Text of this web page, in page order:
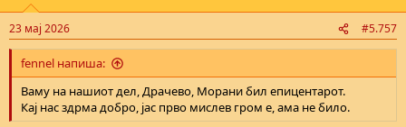
s
:
23 мај 2026 #5.757
fennel напиша:
Ваму на нашиот дел, Драчево, Морани бил епицентарот.
Кај нас здрма добро, јас прво мислев гром е, ама не било.